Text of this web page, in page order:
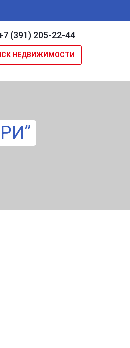
(391) 205-22-44
НЕДВИЖИМОСТИ